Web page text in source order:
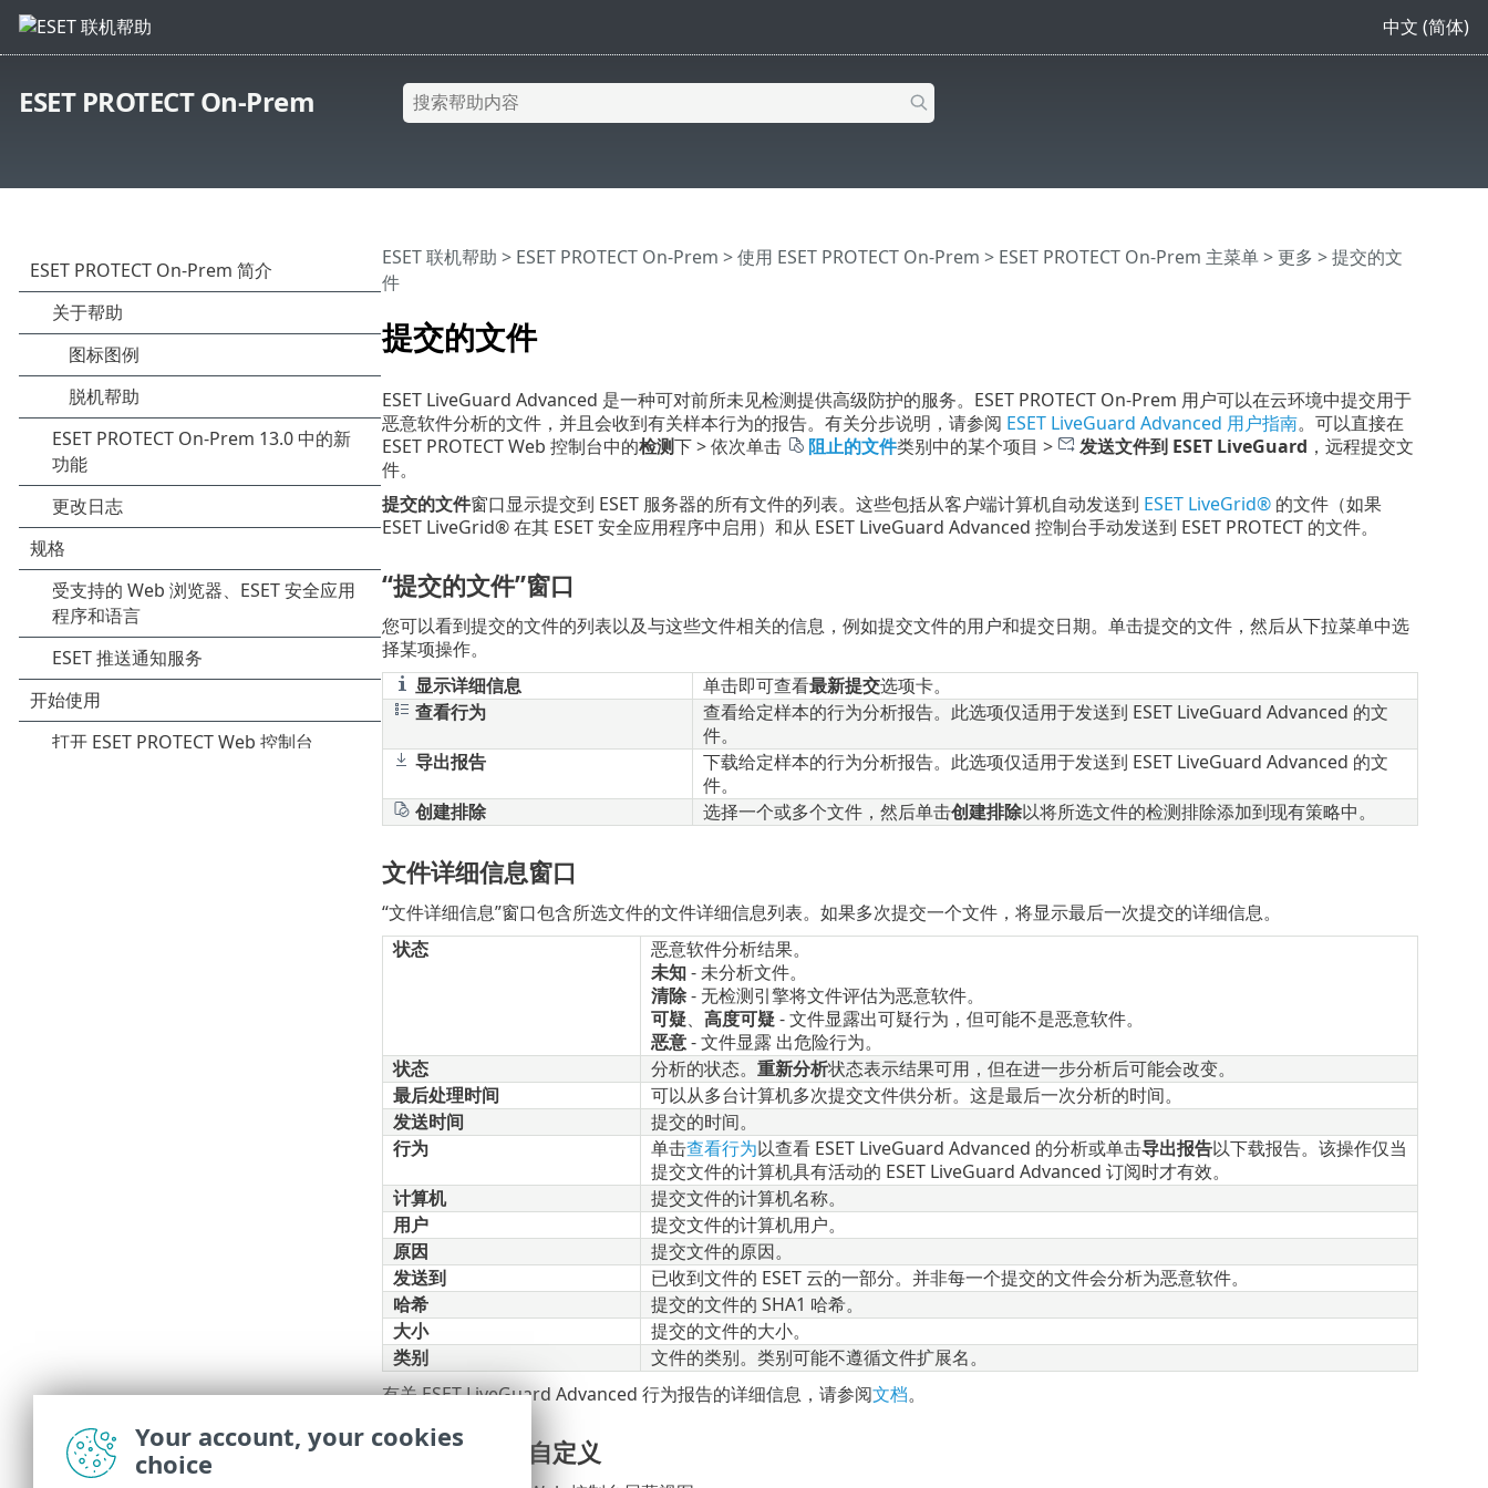
中文 (简体)
ESET PROTECT On-Prem
提交的文件
ESET 联机帮助 > ESET PROTECT On-Prem >使用 ESET PROTECT On-Prem > ESET PROTECT On-Prem 主菜单> 更多 > 提交的文
件
ESET LiveGuard Advanced 是一种可对前所未见检测提供高级防护的服务。ESET PROTECT On-Prem 用户可以在云环境中提交用于
恶意软件分析的文件，并且会收到有关样本行为的报告。有关分步说明，请参阅 ESET LiveGuard Advanced 用户指南。可以直接在
ESET PROTECT Web 控制台中的检测下 > 依次单击 阻止的文件类别中的某个项目 > 发送文件到 ESET LiveGuard ，远程提交文
件。
提交的文件窗口显示提交到 ESET 服务器的所有文件的列表。这些包括从客户端计算机自动发送到 ESET LiveGrid®的文件（如果
ESET LiveGrid® 在其 ESET 安全应用程序中启用）和从 ESET LiveGuard Advanced 控制台手动发送到 ESET PROTECT 的文件。
“提交的文件”窗口
您可以看到提交的文件的列表以及与这些文件相关的信息，例如提交文件的用户和提交日期。单击提交的文件，然后从下拉菜单中选
择某项操作。
显示详细信息
单击即可查看最新提交选项卡。
查看行为
查看给定样本的行为分析报告。此选项仅适用于发送到 ESET LiveGuard Advanced 的文
件。
导出报告
下载给定样本的行为分析报告。此选项仅适用于发送到 ESET LiveGuard Advanced 的文
件。
创建排除
选择一个或多个文件，然后单击创建排除以将所选文件的检测排除添加到现有策略中。
文件详细信息窗口
“文件详细信息”窗口包含所选文件的文件详细信息列表。如果多次提交一个文件，将显示最后一次提交的详细信息。
状态
恶意软件分析结果。
未知- 未分析文件。
清除- 无检测引擎将文件评估为恶意软件。
可疑、 高度可疑- 文件显露出可疑行为，但可能不是恶意软件。
恶意- 文件显露 出危险行为。
状态
分析的状态。 重新分析状态表示结果可用，但在进一步分析后可能会改变。
最后处理时间
可以从多台计算机多次提交文件供分析。这是最后一次分析的时间。
发送时间
提交的时间。
行为
单击查看行为以查看 ESET LiveGuard Advanced 的分析或单击导出报告以下载报告。该操作仅当
提交文件的计算机具有活动的 ESET LiveGuard Advanced 订阅时才有效。
计算机
提交文件的计算机名称。
用户
提交文件的计算机用户。
原因
提交文件的原因。
发送到
已收到文件的 ESET 云的一部分。并非每一个提交的文件会分析为恶意软件。
哈希
提交的文件的 SHA1 哈希。
大小
提交的文件的大小。
类别
文件的类别。类别可能不遵循文件扩展名。
有关 ESET LiveGuard Advanced 行为报告的详细信息，请参阅文档。
过滤器和布局自定义
Your account, your cookies
choice